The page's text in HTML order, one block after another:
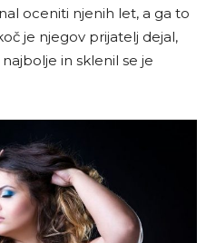
oceniti njenih let, a ga to
je njegov prijatelj dejal,
in sklenil se je